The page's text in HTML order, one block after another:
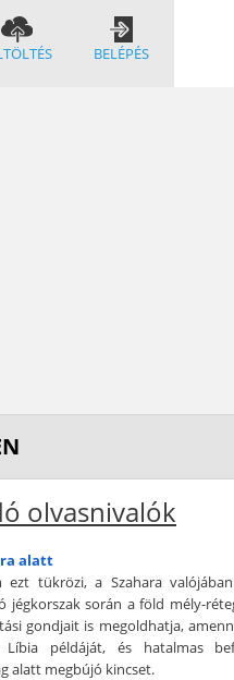
BELÉPÉS
olvasnivalók
alatt
ezt tükrözi, a Szahara
jégkorszak során a föld mély-
gondjait is megoldhatja,
Líbia példáját, és hatalmas
alatt megbújó kincset.